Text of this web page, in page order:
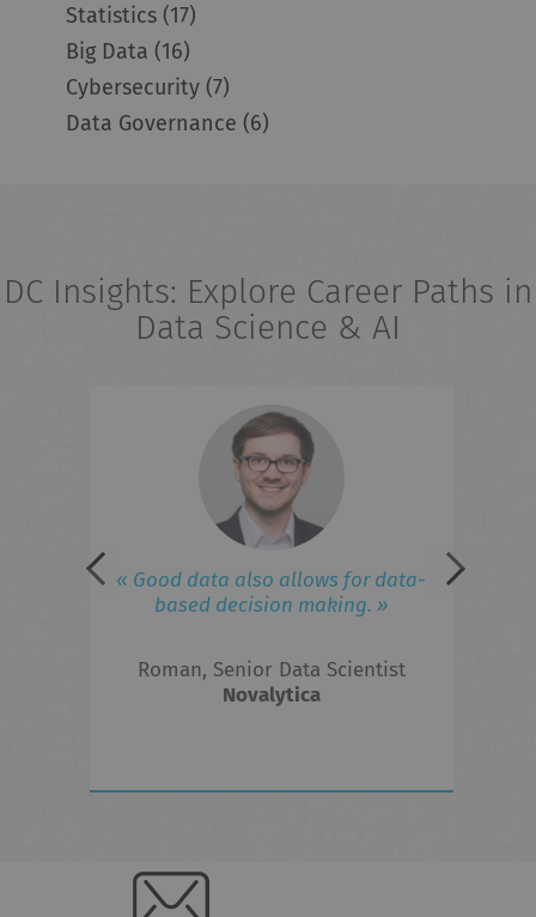
Statistics (17)
Big Data (16)
Cybersecurity (7)
Data Governance (6)
DC Insights: Explore Career Paths in
Data Science & AI
« Good data also allows for data-
based decision making. »
Roman, Senior Data Scientist
Novalytica